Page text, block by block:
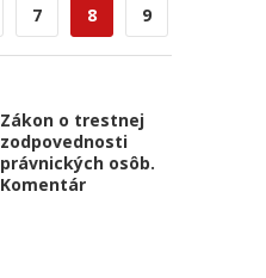
7 8 9
Zákon o trestnej
zodpovednosti
právnických osôb.
Komentár